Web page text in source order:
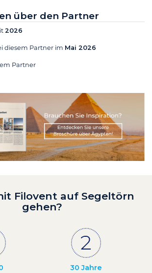
über den Partner
2026
diesem Partner im Mai 2026
Partner
Filovent auf Segeltörn
gehen?
30 Jahre